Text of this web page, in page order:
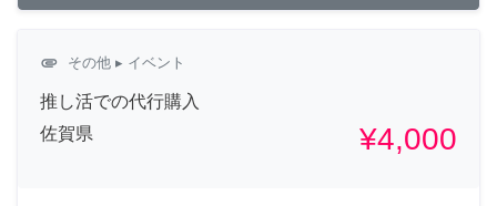
attachment その他 ▸ イベント
推し活での代行購入
佐賀県
¥4,000